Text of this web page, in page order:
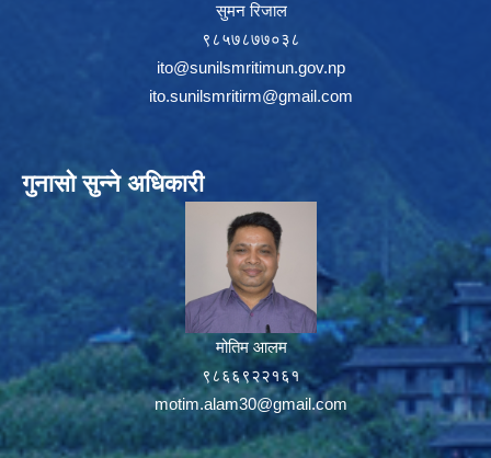
सुमन रिजाल
९८५७८७७०३८
ito@sunilsmritimun.gov.np
ito.sunilsmritirm@gmail.com
गुनासो सुन्ने अधिकारी
मोतिम आलम
९८६६९२२१६१
motim.alam30@gmail.com